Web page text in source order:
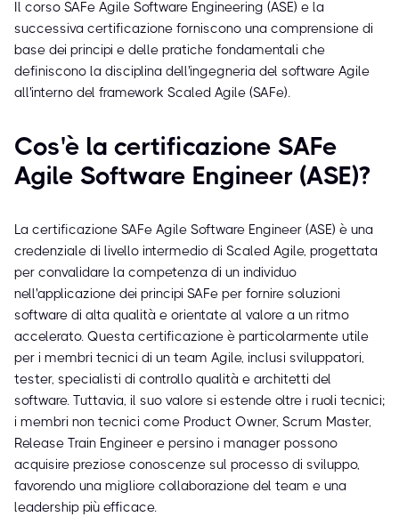
Il corso SAFe Agile Software Engineering (ASE) e la
successiva certificazione forniscono una comprensione di
base dei principi e delle pratiche fondamentali che
definiscono la disciplina dell'ingegneria del software Agile
all'interno del framework Scaled Agile (SAFe).
Cos'è la certificazione SAFe
Agile Software Engineer (ASE)?
La certificazione SAFe Agile Software Engineer (ASE) è una
credenziale di livello intermedio di Scaled Agile, progettata
per convalidare la competenza di un individuo
nell'applicazione dei principi SAFe per fornire soluzioni
software di alta qualità e orientate al valore a un ritmo
accelerato. Questa certificazione è particolarmente utile
per i membri tecnici di un team Agile, inclusi sviluppatori,
tester, specialisti di controllo qualità e architetti del
software. Tuttavia, il suo valore si estende oltre i ruoli tecnici;
i membri non tecnici come Product Owner, Scrum Master,
Release Train Engineer e persino i manager possono
acquisire preziose conoscenze sul processo di sviluppo,
favorendo una migliore collaborazione del team e una
leadership più efficace.